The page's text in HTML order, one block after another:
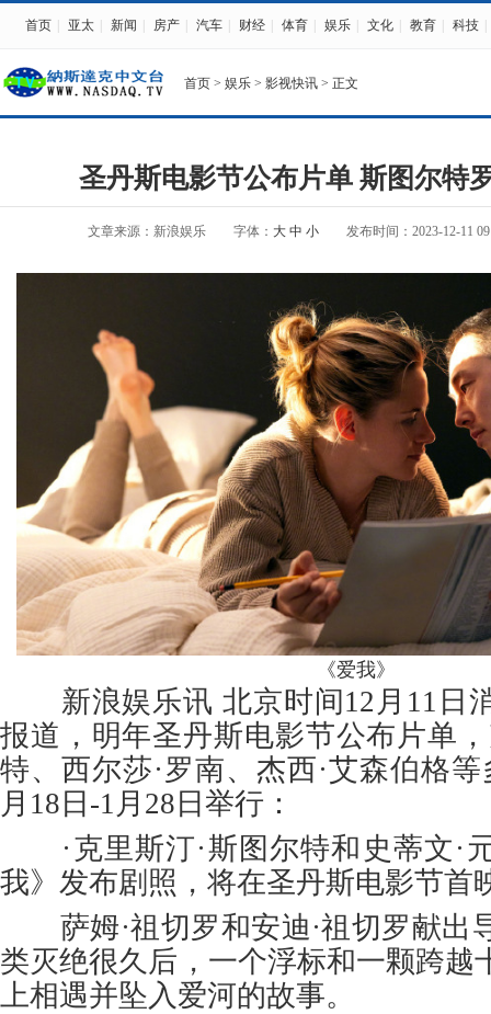
首页 亚太 新闻 房产 汽车 财经 体育 娱乐 文化 教育 科技
首页 > 娱乐 > 影视快讯 > 正文
圣丹斯电影节公布片单 斯图尔特
文章来源：新浪娱乐 字体： 大 中 小 发布时间：2023-12-11
《爱我》
新浪娱乐讯 北京时间12月11日
报道，明年圣丹斯电影节公布片单
特、西尔莎·罗南、杰西·艾森伯格
月18日-1月28日举行：
·克里斯汀·斯图尔特和史蒂文·
我》发布剧照，将在圣丹斯电影节首
萨姆·祖切罗和安迪·祖切罗献出
类灭绝很久后，一个浮标和一颗跨越
上相遇并坠入爱河的故事。